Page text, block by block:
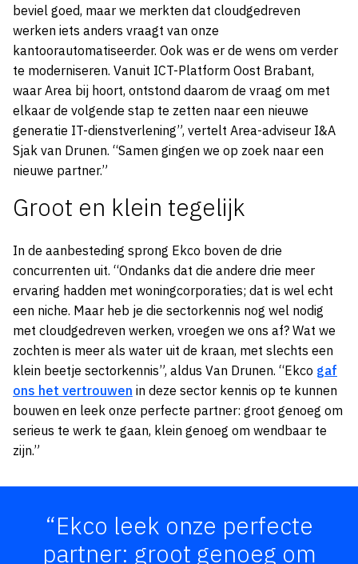
beviel goed, maar we merkten dat cloudgedreven
werken iets anders vraagt van onze
kantoorautomatiseerder. Ook was er de wens om verder
te moderniseren. Vanuit ICT-Platform Oost Brabant,
waar Area bij hoort, ontstond daarom de vraag om met
elkaar de volgende stap te zetten naar een nieuwe
generatie IT-dienstverlening”, vertelt Area-adviseur I&A
Sjak van Drunen. “Samen gingen we op zoek naar een
nieuwe partner.”
Groot en klein tegelijk
In de aanbesteding sprong Ekco boven de drie
concurrenten uit. “Ondanks dat die andere drie meer
ervaring hadden met woningcorporaties; dat is wel echt
een niche. Maar heb je die sectorkennis nog wel nodig
met cloudgedreven werken, vroegen we ons af? Wat we
zochten is meer als water uit de kraan, met slechts een
klein beetje sectorkennis”, aldus Van Drunen. “Ekco gaf
ons het vertrouwen in deze sector kennis op te kunnen
bouwen en leek onze perfecte partner: groot genoeg om
serieus te werk te gaan, klein genoeg om wendbaar te
zijn.”
“Ekco leek onze perfecte
partner: groot genoeg om